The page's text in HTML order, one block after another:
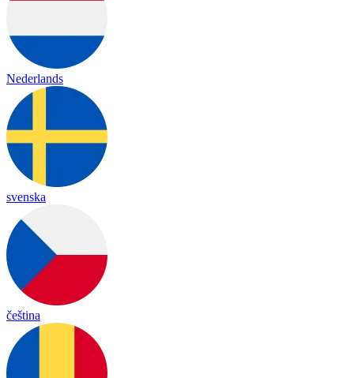
Nederlands
svenska
čeština